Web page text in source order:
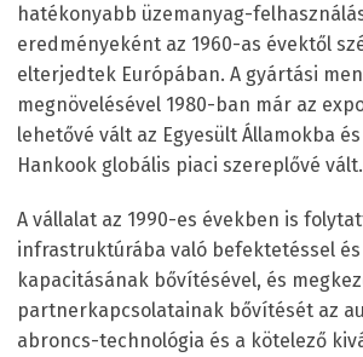
hatékonyabb üzemanyag-
eredményeként az 1960-as évektől
elterjedtek Európában. A gyártási
megnövelésével 1980-ban már az
lehetővé vált az Egyesült Államokba
Hankook globális piaci szereplővé vált.
A vállalat az 1990-es években is
infrastruktúrába való befektetéssel
kapacitásának bővítésével, és
partnerkapcsolatainak bővítését az
abroncs-technológia és a kötelező